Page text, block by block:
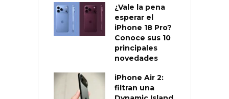
¿Vale la pena
esperar el
iPhone 18 Pro?
Conoce sus 10
principales
novedades
iPhone Air 2:
filtran una